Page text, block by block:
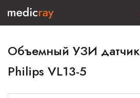
Объемный УЗИ датчик
Philips VL13-5